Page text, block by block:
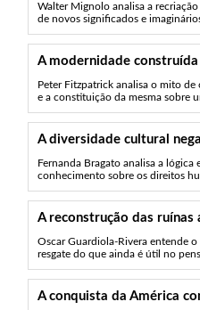
Walter Mignolo analisa a
de novos significados e
A modernidade
Peter Fitzpatrick analisa o mito
e a constituição da mesma sobre
A diversidade cultural
Fernanda Bragato analisa a
conhecimento sobre os direitos
A reconstrução das ruínas
Oscar Guardiola-Rivera entende
resgate do que ainda é útil no
A conquista da América